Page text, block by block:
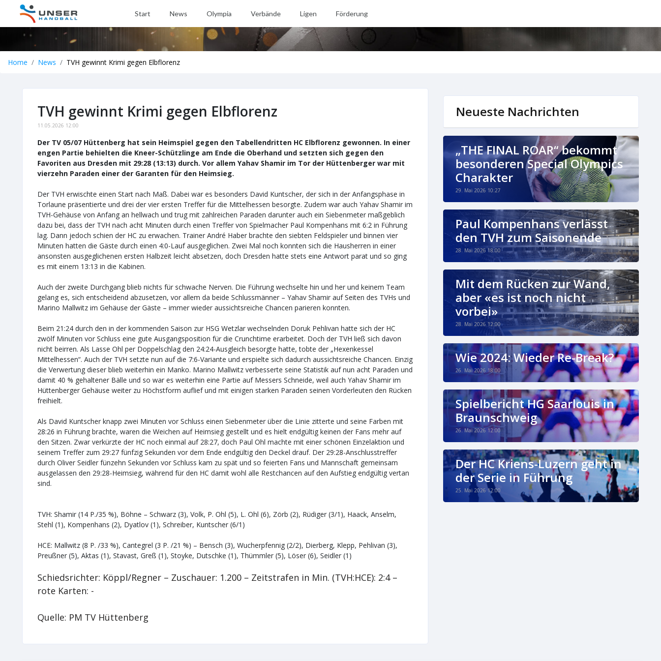
Start News Olympia Verbände Ligen Förderung
Home News TVH gewinnt Krimi gegen Elbflorenz
TVH gewinnt Krimi gegen Elbflorenz
11.05.2026 12:00
Der TV 05/07 Hüttenberg hat sein Heimspiel gegen den Tabellendritten HC Elbflorenz gewonnen. In einer
engen Partie behielten die Kneer-Schützlinge am Ende die Oberhand und setzten sich gegen den
Favoriten aus Dresden mit 29:28 (13:13) durch. Vor allem Yahav Shamir im Tor der Hüttenberger war mit
vierzehn Paraden einer der Garanten für den Heimsieg.
Der TVH erwischte einen Start nach Maß. Dabei war es besonders David Kuntscher, der sich in der Anfangsphase in
Torlaune präsentierte und drei der vier ersten Treffer für die Mittelhessen besorgte. Zudem war auch Yahav Shamir im
TVH-Gehäuse von Anfang an hellwach und trug mit zahlreichen Paraden darunter auch ein Siebenmeter maßgeblich
dazu bei, dass der TVH nach acht Minuten durch einen Treffer von Spielmacher Paul Kompenhans mit 6:2 in Führung
lag. Dann jedoch schien der HC zu erwachen. Trainer André Haber brachte den siebten Feldspieler und binnen vier
Minuten hatten die Gäste durch einen 4:0-Lauf ausgeglichen. Zwei Mal noch konnten sich die Hausherren in einer
ansonsten ausgeglichenen ersten Halbzeit leicht absetzen, doch Dresden hatte stets eine Antwort parat und so ging
es mit einem 13:13 in die Kabinen.
Auch der zweite Durchgang blieb nichts für schwache Nerven. Die Führung wechselte hin und her und keinem Team
gelang es, sich entscheidend abzusetzen, vor allem da beide Schlussmänner – Yahav Shamir auf Seiten des TVHs und
Marino Mallwitz im Gehäuse der Gäste – immer wieder aussichtsreiche Chancen parieren konnten.
Beim 21:24 durch den in der kommenden Saison zur HSG Wetzlar wechselnden Doruk Pehlivan hatte sich der HC
zwölf Minuten vor Schluss eine gute Ausgangsposition für die Crunchtime erarbeitet. Doch der TVH ließ sich davon
nicht beirren. Als Lasse Ohl per Doppelschlag den 24:24-Ausgleich besorgte hatte, tobte der „Hexenkessel
Mittelhessen“. Auch der TVH setzte nun auf die 7:6-Variante und erspielte sich dadurch aussichtsreiche Chancen. Einzig
die Verwertung dieser blieb weiterhin ein Manko. Marino Mallwitz verbesserte seine Statistik auf nun acht Paraden und
damit 40 % gehaltener Bälle und so war es weiterhin eine Partie auf Messers Schneide, weil auch Yahav Shamir im
Hüttenberger Gehäuse weiter zu Höchstform auflief und mit einigen starken Paraden seinen Vorderleuten den Rücken
freihielt.
Als David Kuntscher knapp zwei Minuten vor Schluss einen Siebenmeter über die Linie zitterte und seine Farben mit
28:26 in Führung brachte, waren die Weichen auf Heimsieg gestellt und es hielt endgültig keinen der Fans mehr auf
den Sitzen. Zwar verkürzte der HC noch einmal auf 28:27, doch Paul Ohl machte mit einer schönen Einzelaktion und
seinem Treffer zum 29:27 fünfzig Sekunden vor dem Ende endgültig den Deckel drauf. Der 29:28-Anschlusstreffer
durch Oliver Seidler fünzehn Sekunden vor Schluss kam zu spät und so feierten Fans und Mannschaft gemeinsam
ausgelassen den 29:28-Heimsieg, während für den HC damit wohl alle Restchancen auf den Aufstieg endgültig vertan
sind.
TVH: Shamir (14 P./35 %), Böhne – Schwarz (3), Volk, P. Ohl (5), L. Ohl (6), Zörb (2), Rüdiger (3/1), Haack, Anselm,
Stehl (1), Kompenhans (2), Dyatlov (1), Schreiber, Kuntscher (6/1)
HCE: Mallwitz (8 P. /33 %), Cantegrel (3 P. /21 %) – Bensch (3), Wucherpfennig (2/2), Dierberg, Klepp, Pehlivan (3),
Preußner (5), Aktas (1), Stavast, Greß (1), Stoyke, Dutschke (1), Thümmler (5), Löser (6), Seidler (1)
Schiedsrichter: Köppl/Regner – Zuschauer: 1.200 – Zeitstrafen in Min. (TVH:HCE): 2:4 –
rote Karten: -
Quelle: PM TV Hüttenberg
Neueste Nachrichten
„THE FINAL ROAR“ bekommt
besonderen Special Olympics
Charakter
29. Mai 2026 10:27
Paul Kompenhans verlässt
den TVH zum Saisonende
28. Mai 2026 18:00
Mit dem Rücken zur Wand,
aber «es ist noch nicht
vorbei»
28. Mai 2026 12:00
Wie 2024: Wieder Re-Break?
26. Mai 2026 18:00
Spielbericht HG Saarlouis in
Braunschweig
26. Mai 2026 12:00
Der HC Kriens-Luzern geht in
der Serie in Führung
25. Mai 2026 12:00